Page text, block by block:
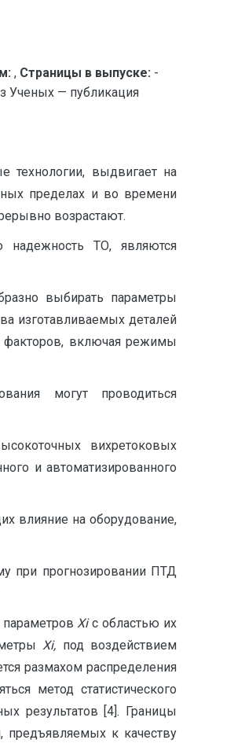
, Страницы в выпуске: -
— публикация
технологии, выдвигает на
пределах и во времени
возрастают.
ТО, являются
выбирать параметры
изготавливаемых де­талей
факторов, включая режимы
могут проводиться
вихретоковых
и автоматизированного
влияние на оборудование,
при прогнозировании ПТД
параметровXiс областью их
Xi, под воздействием
размахом распределе­ния
метод статистического
ре­зультатов [4]. Границы
предъявляемых к качеству